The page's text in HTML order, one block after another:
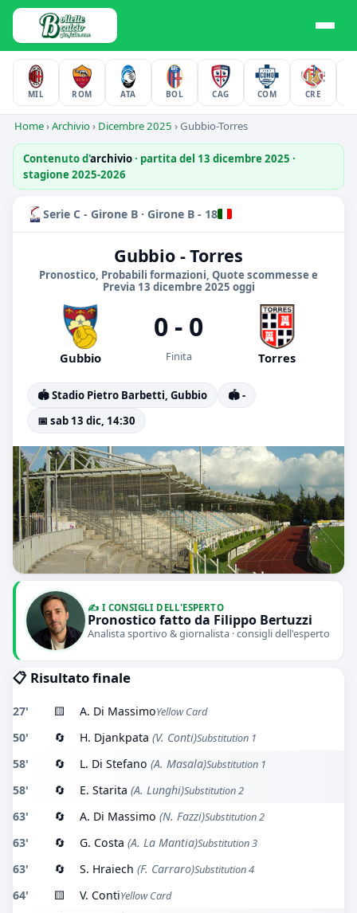
MIL ROM ATA BOL CAG COM CRE
Home›Archivio› Dicembre 2025 ›Gubbio-Torres
Contenuto d'archivio· partita del 13 dicembre 2025 ·
stagione 2025-2026
Serie C - Girone B · Girone B - 18
Gubbio - Torres
Pronostico, Probabili formazioni, Quote scommesse e
Previa 13 dicembre 2025 oggi
Gubbio
0 - 0
Finita Torres
🏟️ Stadio Pietro Barbetti, Gubbio
🏟️ -
📅 sab 13 dic, 14:30
✍️ I CONSIGLI DELL'ESPERTO
Pronostico fatto da Filippo Bertuzzi
Analista sportivo & giornalista · consigli dell'esperto
📋 Risultato finale
27' 🟨 A. Di MassimoYellow Card
50' 🔄 H. Djankpata (V. Conti)Substitution 1
58' 🔄 L. Di Stefano (A. Masala)Substitution 1
58' 🔄 E. Starita (A. Lunghi)Substitution 2
63' 🔄 A. Di Massimo (N. Fazzi)Substitution 2
63' 🔄 G. Costa (A. La Mantia)Substitution 3
63' 🔄 S. Hraiech (F. Carraro)Substitution 4
64' 🟨 V. ContiYellow Card